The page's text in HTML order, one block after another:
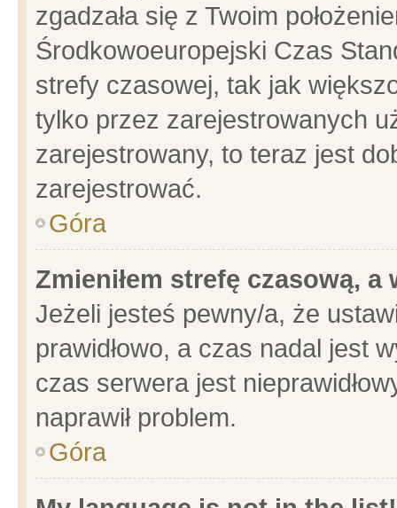
zgadzała się z Twoim
Środkowoeuropejski Czas
strefy czasowej, tak jak
tylko przez zarejestrowanych
zarejestrowany, to teraz jest
zarejestrować.
Góra
Zmieniłem strefę czasową,
Jeżeli jesteś pewny/a, że
prawidłowo, a czas nadal jest
czas serwera jest
naprawił problem.
Góra